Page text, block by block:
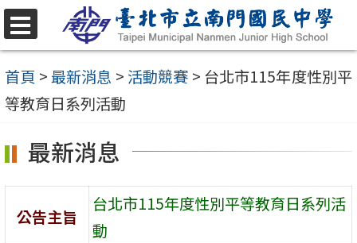
跳
至
主
要
容
選
單
首頁 >最新消息 > 活動競賽 > 台北市115年度性別平
等教育日系列活動
最新消息
公告主旨
台北市115年度性別平等教育日系列活
動